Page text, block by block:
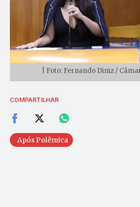
| Foto: Fernando Diniz /
COMPARTILHAR
Após Polêmica